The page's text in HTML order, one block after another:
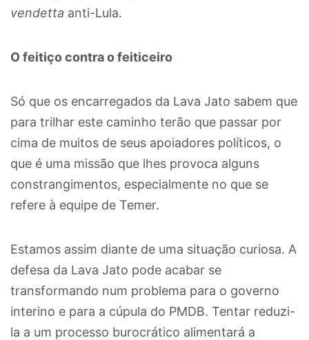
vendetta anti-Lula.
O feitiço contra o feiticeiro
Só que os encarregados da Lava Jato sabem que
para trilhar este caminho terão que passar por
cima de muitos de seus apoiadores políticos, o
que é uma missão que lhes provoca alguns
constrangimentos, especialmente no que se
refere à equipe de Temer.
Estamos assim diante de uma situação curiosa. A
defesa da Lava Jato pode acabar se
transformando num problema para o governo
interino e para a cúpula do PMDB. Tentar reduzi-
la a um processo burocrático alimentará a